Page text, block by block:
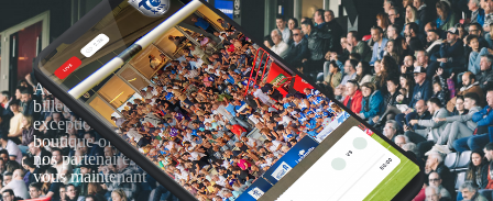
Actualités, nouveautés,
billetterie, remises
exceptionnelles dans la
boutique officielles & chez
nos partenaires… Inscrivez-
vous maintenant